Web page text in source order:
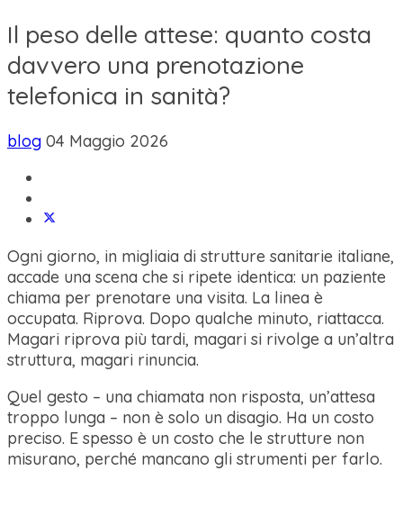
Il peso delle attese: quanto costa
davvero una prenotazione
telefonica in sanità?
blog 04 Maggio 2026
Ogni giorno, in migliaia di strutture sanitarie italiane,
accade una scena che si ripete identica: un paziente
chiama per prenotare una visita. La linea è
occupata. Riprova. Dopo qualche minuto, riattacca.
Magari riprova più tardi, magari si rivolge a un’altra
struttura, magari rinuncia.
Quel gesto – una chiamata non risposta, un’attesa
troppo lunga – non è solo un disagio. Ha un costo
preciso. E spesso è un costo che le strutture non
misurano, perché mancano gli strumenti per farlo.